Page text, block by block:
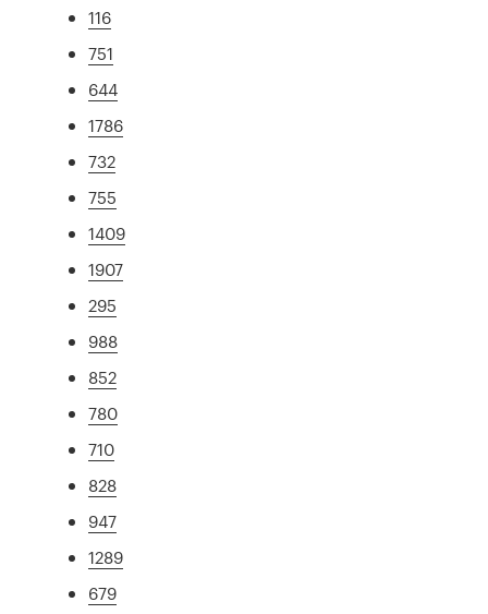
116
751
644
1786
732
755
1409
1907
295
988
852
780
710
828
947
1289
679